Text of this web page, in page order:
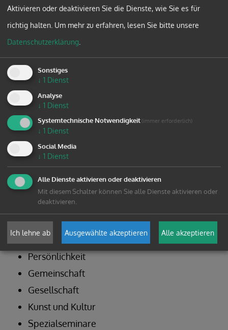
T: +43 1 515 52/3352
Birgit Rümmele
E: b.ruemmele@edw.or.at
Bildungsschwerpunkte:
Persönlichkeit
Gemeinschaft
Gesellschaft
Kunst und Kultur
Spezialseminare
Aktivieren oder deaktivieren Sie die Dienste, wie Sie es für
richtig halten. Um mehr zu erfahren, lesen Sie bitte unsere
Datenschutzerklärung
Sonstiges
↓ 1 Dienst
Analyse
↓ 1 Dienst
Systemtechnische Notwendigkeit (immer erforderlich)
↓ 1 Dienst
Social Media
↓ 1 Dienst
Alle Dienste aktivieren oder deaktivieren
Mit diesem Schalter können Sie alle Dienste aktivieren oder
deaktivieren.
Ich lehne ab Ausgewählte akzeptieren Alle akzeptieren